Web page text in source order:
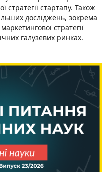
стратегії стартапу. Також
досліджень, зокрема
стратегії
галузевих ринках.